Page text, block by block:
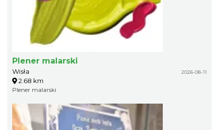
Plener malarski
Wisła 2026-08-11
2.68 km
Plener malarski